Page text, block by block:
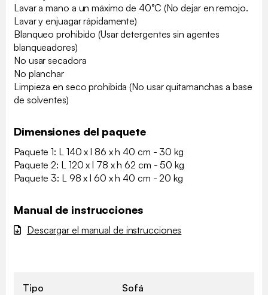
Lavar a mano a un máximo de 40°C (No dejar en remojo.
Lavar y enjuagar rápidamente)
Blanqueo prohibido (Usar detergentes sin agentes
blanqueadores)
No usar secadora
No planchar
Limpieza en seco prohibida (No usar quitamanchas a base
de solventes)
Dimensiones del paquete
Paquete 1: L 140 x l 86 x h 40 cm - 30 kg
Paquete 2: L 120 x l 78 x h 62 cm - 50 kg
Paquete 3: L 98 x l 60 x h 40 cm - 20 kg
Manual de instrucciones
Descargar el manual de instrucciones
Tipo Sofá